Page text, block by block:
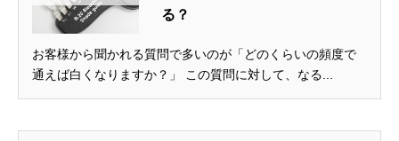
る？
お客様から聞かれる質問で多いのが「どのくらいの頻度で
通えば白くなりますか？」 この質問に対して、なる...